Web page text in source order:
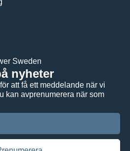
Sweden
nyheter
att få ett meddelande när vi
kan avprenumerera när som